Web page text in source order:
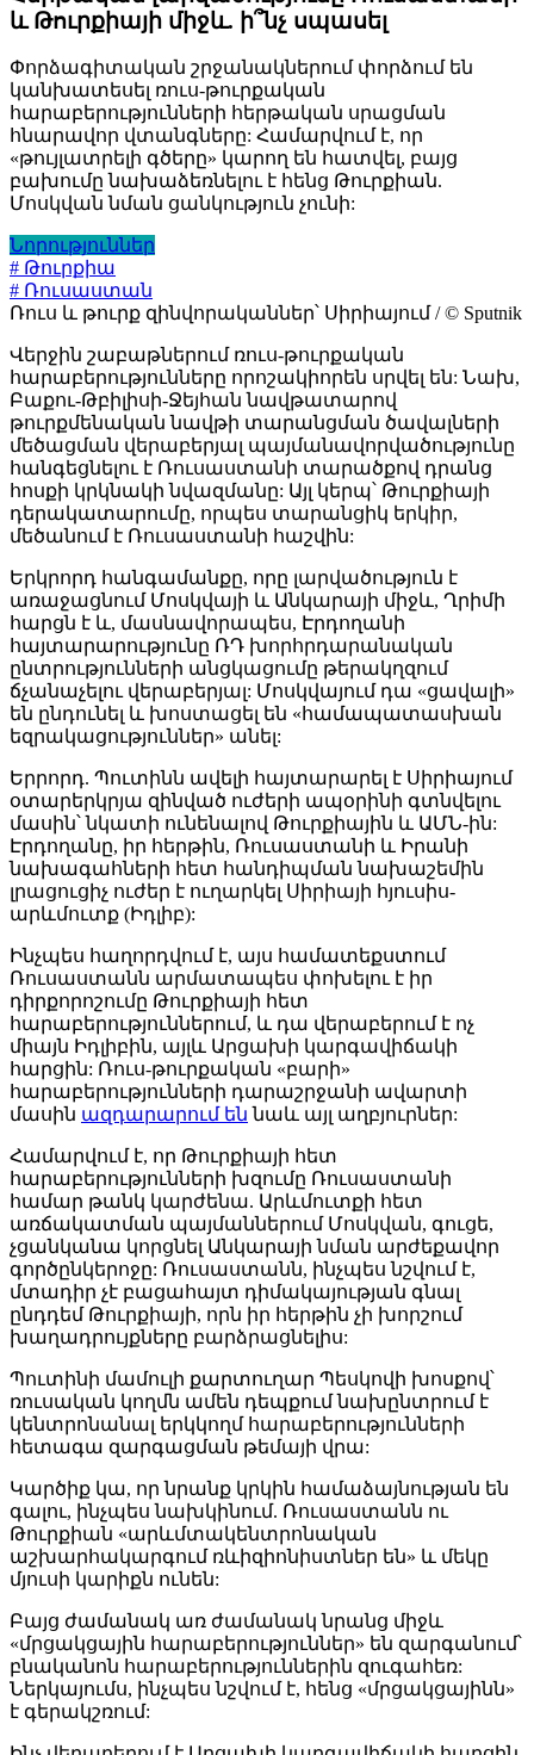
և Թուրքիայի միջև. ի՞նչ սպասել
Փորձագիտական շրջանակներում փորձում են
կանխատեսել ռուս-թուրքական
հարաբերությունների հերթական սրացման
հնարավոր վտանգները: Համարվում է, որ
«թույլատրելի գծերը» կարող են հատվել, բայց
բախումը նախաձեռնելու է հենց Թուրքիան.
Մոսկվան նման ցանկություն չունի:
Նորություններ
# Թուրքիա
# Ռուսաստան
Ռուս և թուրք զինվորականներ՝ Սիրիայում / © Sputnik
Վերջին շաբաթներում ռուս-թուրքական
հարաբերությունները որոշակիորեն սրվել են: Նախ,
Բաքու-Թբիլիսի-Ջեյհան նավթատարով
թուրքմենական նավթի տարանցման ծավալների
մեծացման վերաբերյալ պայմանավորվածությունը
հանգեցնելու է Ռուսաստանի տարածքով դրանց
հոսքի կրկնակի նվազմանը: Այլ կերպ՝ Թուրքիայի
դերակատարումը, որպես տարանցիկ երկիր,
մեծանում է Ռուսաստանի հաշվին:
Երկրորդ հանգամանքը, որը լարվածություն է
առաջացնում Մոսկվայի և Անկարայի միջև, Ղրիմի
հարցն է և, մասնավորապես, Էրդողանի
հայտարարությունը ՌԴ խորհրդարանական
ընտրությունների անցկացումը թերակղզում
ճչանաչելու վերաբերյալ: Մոսկվայում դա «ցավալի»
են ընդունել և խոստացել են «համապատասխան
եզրակացություններ» անել:
Երրորդ. Պուտինն ավելի հայտարարել է Սիրիայում
օտարերկրյա զինված ուժերի ապօրինի գտնվելու
մասին՝ նկատի ունենալով Թուրքիային և ԱՄՆ-ին:
Էրդողանը, իր հերթին, Ռուսաստանի և Իրանի
նախագահների հետ հանդիպման նախաշեմին
լրացուցիչ ուժեր է ուղարկել Սիրիայի հյուսիս-
արևմուտք (Իդլիբ):
Ինչպես հաղորդվում է, այս համատեքստում
Ռուսաստանն արմատապես փոխելու է իր
դիրքորոշումը Թուրքիայի հետ
հարաբերություններում, և դա վերաբերում է ոչ
միայն Իդլիբին, այլև Արցախի կարգավիճակի
հարցին: Ռուս-թուրքական «բարի»
հարաբերությունների դարաշրջանի ավարտի
մասին ազդարարում են նաև այլ աղբյուրներ:
Համարվում է, որ Թուրքիայի հետ
հարաբերությունների խզումը Ռուսաստանի
համար թանկ կարժենա. Արևմուտքի հետ
առճակատման պայմաններում Մոսկվան, գուցե,
չցանկանա կորցնել Անկարայի նման արժեքավոր
գործընկերոջը: Ռուսաստանն, ինչպես նշվում է,
մտադիր չէ բացահայտ դիմակայության գնալ
ընդդեմ Թուրքիայի, որն իր հերթին չի խորշում
խաղադրույքները բարձրացնելիս:
Պուտինի մամուլի քարտուղար Պեսկովի խոսքով՝
ռուսական կողմն ամեն դեպքում նախընտրում է
կենտրոնանալ երկկողմ հարաբերությունների
հետագա զարգացման թեմայի վրա:
Կարծիք կա, որ նրանք կրկին համաձայնության են
գալու, ինչպես նախկինում. Ռուսաստանն ու
Թուրքիան «արևմտակենտրոնական
աշխարհակարգում ռևիզիոնիստներ են» և մեկը
մյուսի կարիքն ունեն:
Բայց ժամանակ առ ժամանակ նրանց միջև
«մրցակցային հարաբերություններ» են զարգանում՝
բնականոն հարաբերություններին զուգահեռ:
Ներկայումս, ինչպես նշվում է, հենց «մրցակցայինն»
է գերակշռում: